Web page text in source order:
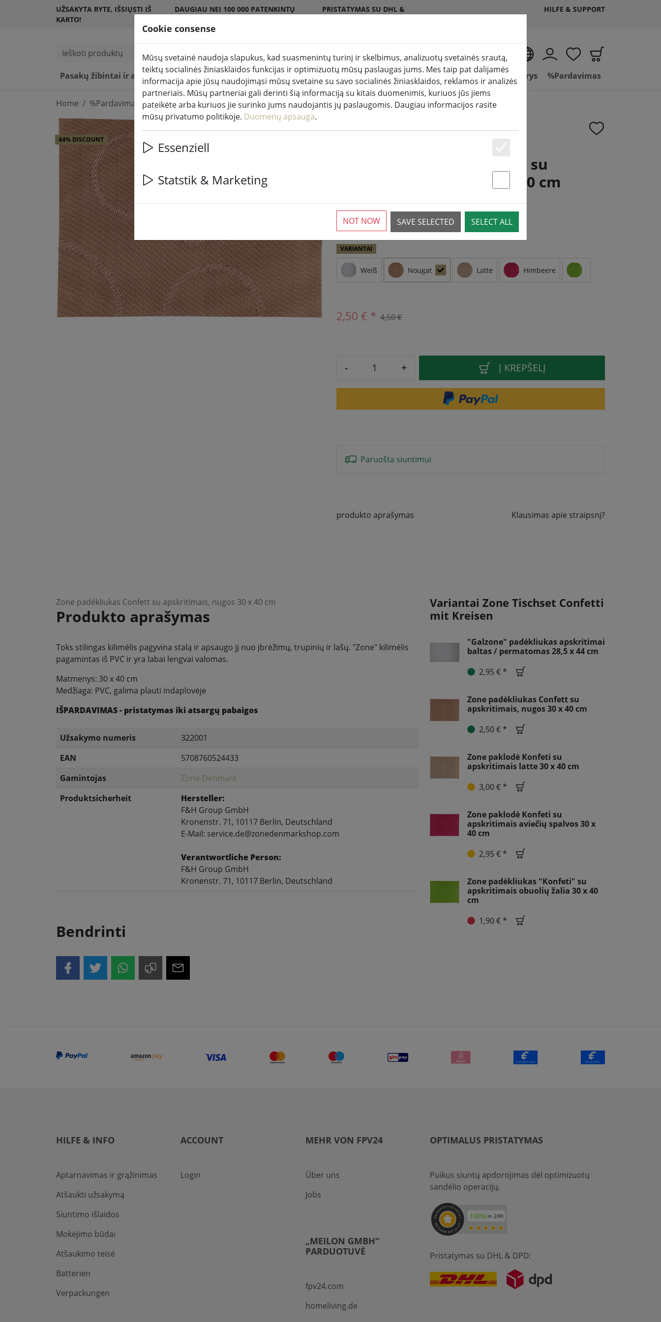
UŽSAKYTA RYTE, IŠSIŲSTI IŠ
KARTO!
DAUGIAU NEI 100 000 PATENKINTŲ
PRISTATYMAS SU DHL &
HILFE & SUPPORT
Ieškoti produktų
Pasakų žibintai ir apšvietimas
LED žvakės patalpose ir lauke Virtuvė ir maistas Gyvenimas Vonios kambarys %Pardavimas
Home %Pardavimas
Zone padėkliukas Confett su
apskritimais, nugos 30 x 40 cm
44% DISCOUNT
6 Prieinama
VARIANTAI
Weiß Nougat Latte Himbeere
2,50 € * 4,50 €
- + Į KREPŠELĮ
Paruošta siuntimui
produkto aprašymas Klausimas apie straipsnį?
Zone padėkliukas Confett su apskritimais, nugos 30 x 40 cm
Produkto aprašymas
Toks stilingas kilimėlis pagyvina stalą ir apsaugo jį nuo įbrėžimų, trupinių ir lašų. "Zone" kilimėlis
pagamintas iš PVC ir yra labai lengvai valomas.
Matmenys: 30 x 40 cm
Medžiaga: PVC, galima plauti indaplovėje
IŠPARDAVIMAS - pristatymas iki atsargų pabaigos
Užsakymo numeris
322001
EAN
5708760524433
Gamintojas
Zone-Denmark
Produktsicherheit
Hersteller:
F&H Group GmbH
Kronenstr. 71, 10117 Berlin, Deutschland
E-Mail: service.de@zonedenmarkshop.com
Verantwortliche Person:
F&H Group GmbH
Kronenstr. 71, 10117 Berlin, Deutschland
Bendrinti
Variantai Zone Tischset Confetti
mit Kreisen
"Galzone" padėkliukas apskritimai
baltas / permatomas 28,5 x 44 cm
2,95 € *
Zone padėkliukas Confett su
apskritimais, nugos 30 x 40 cm
2,50 € *
Zone paklodė Konfeti su
apskritimais latte 30 x 40 cm
3,00 € *
Zone paklodė Konfeti su
apskritimais aviečių spalvos 30 x
40 cm
2,95 € *
Zone padėkliukas "Konfeti" su
apskritimais obuolių žalia 30 x 40
cm
1,90 € *
HILFE & INFO
Aptarnavimas ir grąžinimas
Atšaukti užsakymą
Siuntimo išlaidos
Mokėjimo būdai
Atšaukimo teisė
Batterien
Verpackungen
ACCOUNT
Login
MEHR VON FPV24
Über uns
Jobs
„MEILON GMBH“
PARDUOTUVĖ
fpv24.com
homeliving.de
OPTIMALUS PRISTATYMAS
Puikus siuntų apdorojimas dėl optimizuotų
sandėlio operacijų.
Pristatymas su DHL & DPD:
Cookie consense
Mūsų svetainė naudoja slapukus, kad suasmenintų turinį ir skelbimus, analizuotų svetainės srautą,
teiktų socialinės žiniasklaidos funkcijas ir optimizuotų mūsų paslaugas jums. Mes taip pat dalijamės
informacija apie jūsų naudojimąsi mūsų svetaine su savo socialinės žiniasklaidos, reklamos ir analizės
partneriais. Mūsų partneriai gali derinti šią informaciją su kitais duomenimis, kuriuos jūs jiems
pateikėte arba kuriuos jie surinko jums naudojantis jų paslaugomis. Daugiau informacijos rasite
mūsų privatumo politikoje. Duomenų apsauga.
Essenziell
Essenziell
Statstik & Marketing
Statstik & Marketing
SAVE SELECTED SELECT ALL
NOT NOW